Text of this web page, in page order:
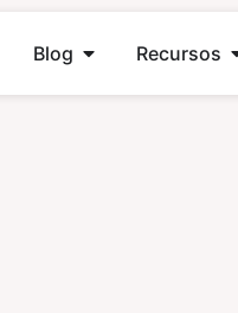
Blog Recursos